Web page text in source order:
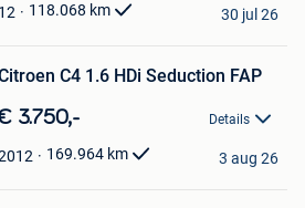
118.068 km 30 jul 26
C4 1.6 HDi Seduction FAP
3.750,- Details
169.964 km 3 aug 26